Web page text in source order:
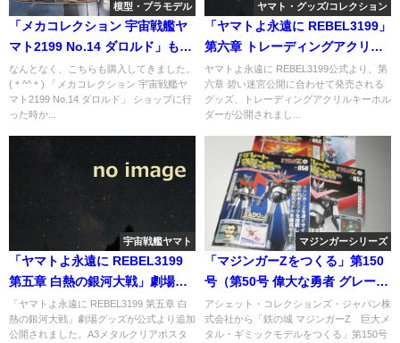
模型・プラモデル
「メカコレクション 宇宙戦艦ヤ
マト2199 No.14 ダロルド」も購
入。
なんとなく、こちらも購入してきました。
(＊^^＊) 「メカコレクション 宇宙戦艦ヤ
マト2199 No.14 ダロルド」 ショップに行
った時か...
ヤマト・グッズ/コレクション
「ヤマトよ永遠に REBEL3199」
第六章 トレーディングアクリル
キーホルダーが公開
ヤマトよ永遠に REBEL3199公式より、第
六章 碧い迷宮公開に合わせて発売される
グッズ、トレーディングアクリルキーホル
ダーが公開されまし...
宇宙戦艦ヤマト
「ヤマトよ永遠に REBEL3199
第五章 白熱の銀河大戦」劇場グ
ッズ公開（A3メタルクリアポス
ター）
「ヤマトよ永遠に REBEL3199 第五章 白
熱の銀河大戦」劇場グッズが公式より追加
公開されました。A3メタルクリアポスタ
マジンガーシリーズ
「マジンガーZをつくる」第150
号（第50号 偉大な勇者 グレート
マジンガー 編）
アシェット・コレクションズ・ジャパン株
式会社から「鉄の城 マジンガーZ 巨大メ
タル・ギミックモデルをつくる」第150号